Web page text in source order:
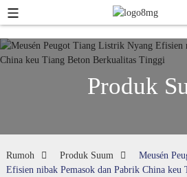
Produk
Rumoh Produk Suum
Meusén
Efisien nibak Pemasok dan Pabrik China keu